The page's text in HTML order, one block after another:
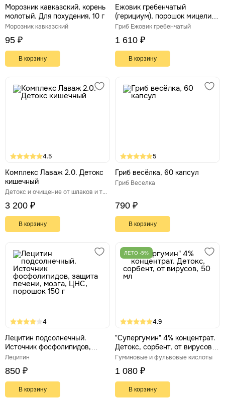
Морозник кавказский, корень
молотый. Для похудения, 10 г
Морозник кавказский
95 ₽
В корзину
Ежовик гребенчатый
(герициум), порошок мицелия.
Природный ноотроп. Нервы,
Гриб Ежовик гребенчатый
1 610 ₽
В корзину
4.5
Комплекс Лаваж 2.0. Детокс
кишечный
Детокс и очищение от шлаков и токсинов
3 200 ₽
В корзину
5
Гриб весёлка, 60 капсул
Гриб Веселка
790 ₽
В корзину
4
Лецитин подсолнечный.
Источник фосфолипидов,
защита печени, мозга, ЦНС,
Лецитин
850 ₽
В корзину
ЛЕТО -5%
4.9
"Супергумин" 4% концентрат.
Детокс, сорбент, от вирусов,
50 мл
Гуминовые и фульвовые кислоты
1 080 ₽
В корзину